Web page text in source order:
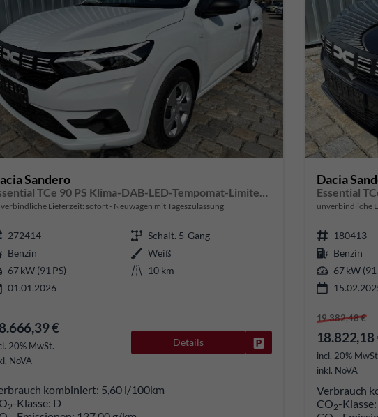
Sandero
Essential TCe 90 PS Klima-DAB-LED-Tempomat-Limiter-sofort
Lieferzeit: sofort Neuwagen mit Tageszulassung
272414
Schalt. 5-Gang
Benzin
Weiß
67 kW (91 PS)
10 km
01.01.2026
€
20% MwSt.
NoVA
Details Fahrzeug parken
kombiniert: 5,60 l/100km
2-Klasse: D
Dacia
unverbindliche
180413
Benzin
67 kW (91
19.382,48 €
18.822,18
incl. 20%
inkl. NoVA
Verbrauch
CO2-Klasse: